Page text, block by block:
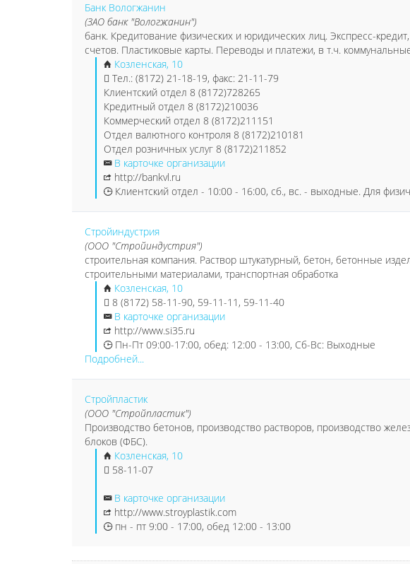
Банк Вологжанин
(ЗАО банк "Вологжанин")
банк. Кредитование физических и юридических лиц. Экспресс-
счетов. Пластиковые карты. Переводы и платежи, в т.ч.
Козленская, 10
Тел.: (8172) 21-18-19, факс: 21-11-79
Клиентский отдел 8 (8172)728265
Кредитный отдел 8 (8172)210036
Коммерческий отдел 8 (8172)211151
Отдел валютного контроля 8 (8172)210181
Отдел розничных услуг 8 (8172)211852
В карточке организации
http://bankvl.ru
Клиентский отдел - 10:00 - 16:00, сб., вс. - выходные. Для
Стройиндустрия
(ООО "Стройиндустрия")
строительная компания. Раствор штукатурный, бетон, бетонные
строительными материалами, транспортная обработка
Козленская, 10
8 (8172) 58-11-90, 59-11-11, 59-11-40
В карточке организации
http://www.si35.ru
Пн-Пт 09:00-17:00, обед: 12:00 - 13:00, Сб-Вс: Выходные
Подробней...
Стройпластик
(ООО "Стройпластик")
Производство бетонов, производство растворов, производство
блоков (ФБС).
Козленская, 10
58-11-07
В карточке организации
http://www.stroyplastik.com
пн - пт 9:00 - 17:00, обед 12:00 - 13:00